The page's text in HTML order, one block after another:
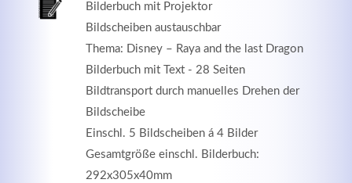
Bilderbuch mit Projektor
Bildscheiben austauschbar
Thema: Disney – Raya and the last Dragon
Bilderbuch mit Text - 28 Seiten
Bildtransport durch manuelles Drehen der
Bildscheibe
Einschl. 5 Bildscheiben á 4 Bilder
Gesamtgröße einschl. Bilderbuch:
292x305x40mm
Good Service
Lorem ipsum dolor sit amet, consectetuer adipiscing
elit. Aenean commodo ligula eget dolor.